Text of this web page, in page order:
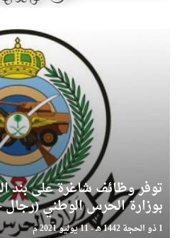
توفر وظائف شاغرة على بند
بوزارة الحرس الوطني (رجال
1 ذو الحجة 1442 هـ - 11 يوليو 2021 م